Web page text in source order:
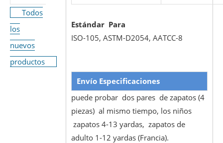
Todos
los
nuevos
productos
Estándar Para
ISO-105, ASTM-D2054, AATCC-8
Envío Especificaciones
puede probar dos pares de zapatos (4
piezas) al mismo tiempo, los niños
zapatos 4-13 yardas, zapatos de
adulto 1-12 yardas (Francia).